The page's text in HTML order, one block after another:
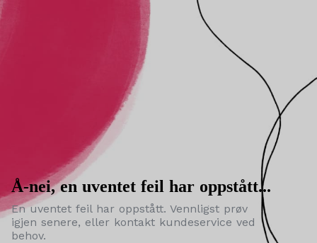
Å-nei, en uventet feil har oppstått...
En uventet feil har oppstått. Vennligst prøv
igjen senere, eller kontakt kundeservice ved
behov.